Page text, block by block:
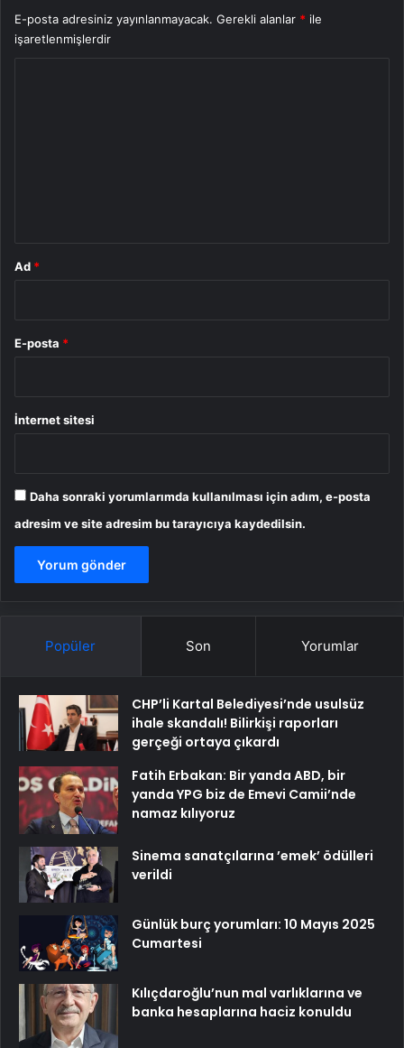
E-posta adresiniz yayınlanmayacak. Gerekli alanlar * ile
işaretlenmişlerdir
Ad *
E-posta *
İnternet sitesi
Daha sonraki yorumlarımda kullanılması için adım, e-posta
adresim ve site adresim bu tarayıcıya kaydedilsin.
Popüler Son Yorumlar
CHP’li Kartal Belediyesi’nde usulsüz
ihale skandalı! Bilirkişi raporları
gerçeği ortaya çıkardı
Fatih Erbakan: Bir yanda ABD, bir
yanda YPG biz de Emevi Camii’nde
namaz kılıyoruz
Sinema sanatçılarına ’emek’ ödülleri
verildi
Günlük burç yorumları: 10 Mayıs 2025
Cumartesi
Kılıçdaroğlu’nun mal varlıklarına ve
banka hesaplarına haciz konuldu